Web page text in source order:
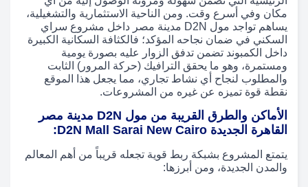
مكان وفي أسرع وقت. ومن الناحية الاستثمارية والتشغيلية،
يساهم تواجد مول D2N مدينة مصر داخل مشروع سراي
السكني في ضمان نجاحه المؤكد؛ فالكثافة السكانية الكبيرة
داخل الكمبوند تضمن تدفق الزوار عليه بصورة يومية
ومستمرة، وهو ما يحقق الترافيك (حركة المرور) الثابت
والمطلوب لنجاح أي نشاط تجاري، مما يجعل هذا الموقع
نقطة قوة تميزه عن غيره من المشروعات.
الأماكن والطرق القريبة من مول D2N مدينة مصر
القاهرة الجديدة D2N Mall Sarai New Cairo:
يتمتع المشروع بشبكة ربط قوية تجعله قريباً من أهم المعالم
والمدن الجديدة، ومن أبرزها: